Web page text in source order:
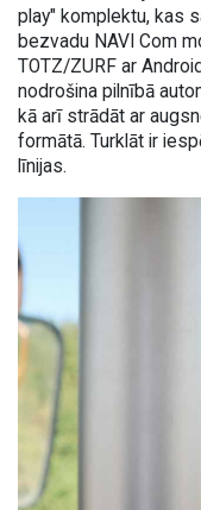
play" komplektu, kas
bezvadu NAVI Com
TOTZ/ZURF ar
nodrošina pilnībā
kā arī strādāt ar
formātā. Turklāt ir
līnijas.